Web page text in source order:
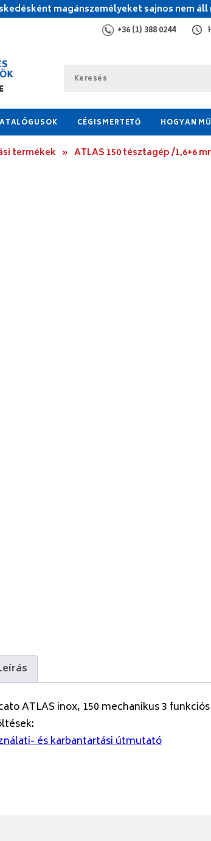
magánszemélyeket sajnos nem
+36 (1) 388 0244
CÉGISMERTETŐ HOGYAN
termékek » ATLAS 150 tésztagép /1,6+6
ATLAS inox, 150 mechanikus 3
és karbantartási útmutató